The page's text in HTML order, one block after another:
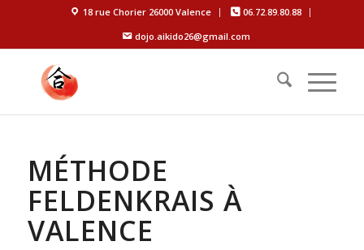
18 rue Chorier 26000 Valence
06.72.89.80.88
dojo.aikido26@gmail.com
MÉTHODE
FELDENKRAIS À
VALENCE